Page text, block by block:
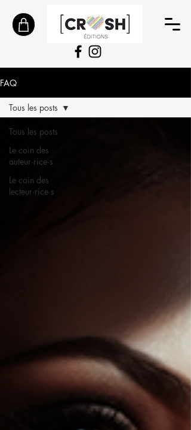
FAQ
Tous les posts
Le coin des
auteur·rice·s
Le coin des
lecteur·rice·s
Tous les posts